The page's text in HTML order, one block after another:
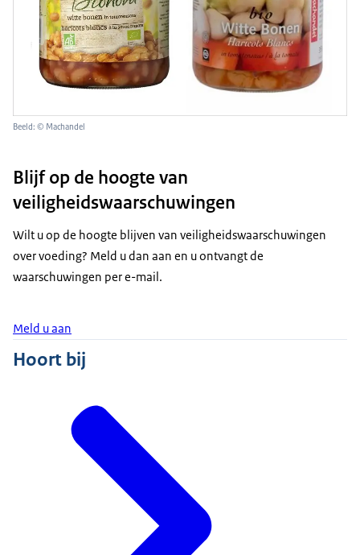
Beeld: © Machandel
Blijf op de hoogte van
veiligheidswaarschuwingen
Wilt u op de hoogte blijven van veiligheidswaarschuwingen
over voeding? Meld u dan aan en u ontvangt de
waarschuwingen per e-mail.
Meld u aan
Hoort bij